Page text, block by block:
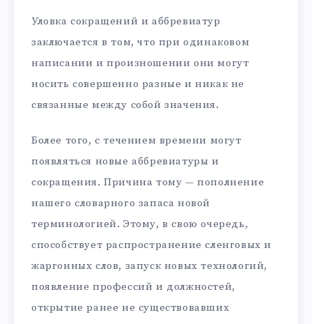
Уловка сокращений и аббревиатур
заключается в том, что при одинаковом
написании и произношении они могут
носить совершенно разные и никак не
связанные между собой значения.
Более того, с течением времени могут
появляться новые аббревиатуры и
сокращения. Причина тому — пополнение
нашего словарного запаса новой
терминологией. Этому, в свою очередь,
способствует распространение сленговых и
жаргонных слов, запуск новых технологий,
появление профессий и должностей,
открытие ранее не существовавших